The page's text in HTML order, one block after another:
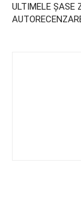
ULTIMELE ȘASE